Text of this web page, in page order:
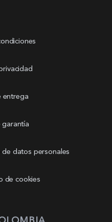
entrega
garantía
datos personales
de cookies